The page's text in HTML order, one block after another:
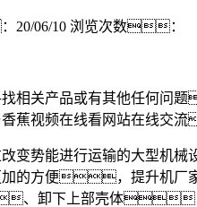
20/06/10 浏览次数：
找相关产品或有其他任何
香蕉视频在线看网站在线交
改变势能进行运输的大型
加的方便，提升机厂
下上部壳体，